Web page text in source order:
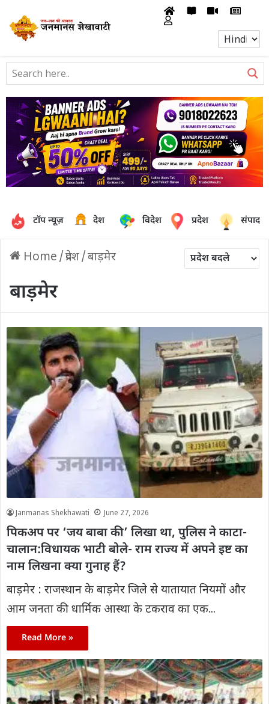
टॉप न्यूज़ देश विदेश प्रदेश
Home /प्रदेश/बाड़मेर
बाड़मेर
Janmanas Shekhawati June 27, 2026
पिकअप पर ‘जय बाबा की’ लिखा था, पुलिस ने काटा-
चालान:विधायक भाटी बोले- राम राज्य में अपने इष्ट का
नाम लिखना क्या गुनाह हैं?
बाड़मेर : राजस्थान के बाड़मेर जिले से यातायात नियमों और
आम जनता की धार्मिक आस्था के टकराव का एक...
Read More »